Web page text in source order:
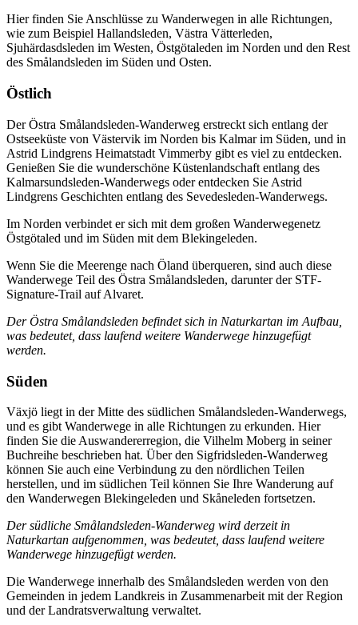
Hier finden Sie Anschlüsse zu Wanderwegen in alle Richtungen,
wie zum Beispiel Hallandsleden, Västra Vätterleden,
Sjuhärdasdsleden im Westen, Östgötaleden im Norden und den Rest
des Smålandsleden im Süden und Osten.
Östlich
Der Östra Smålandsleden-Wanderweg erstreckt sich entlang der
Ostseeküste von Västervik im Norden bis Kalmar im Süden, und in
Astrid Lindgrens Heimatstadt Vimmerby gibt es viel zu entdecken.
Genießen Sie die wunderschöne Küstenlandschaft entlang des
Kalmarsundsleden-Wanderwegs oder entdecken Sie Astrid
Lindgrens Geschichten entlang des Sevedesleden-Wanderwegs.
Im Norden verbindet er sich mit dem großen Wanderwegenetz
Östgötaled und im Süden mit dem Blekingeleden.
Wenn Sie die Meerenge nach Öland überqueren, sind auch diese
Wanderwege Teil des Östra Smålandsleden, darunter der STF-
Signature-Trail auf Alvaret.
Der Östra Smålandsleden befindet sich in Naturkartan im Aufbau,
was bedeutet, dass laufend weitere Wanderwege hinzugefügt
werden.
Süden
Växjö liegt in der Mitte des südlichen Smålandsleden-Wanderwegs,
und es gibt Wanderwege in alle Richtungen zu erkunden. Hier
finden Sie die Auswandererregion, die Vilhelm Moberg in seiner
Buchreihe beschrieben hat. Über den Sigfridsleden-Wanderweg
können Sie auch eine Verbindung zu den nördlichen Teilen
herstellen, und im südlichen Teil können Sie Ihre Wanderung auf
den Wanderwegen Blekingeleden und Skåneleden fortsetzen.
Der südliche Smålandsleden-Wanderweg wird derzeit in
Naturkartan aufgenommen, was bedeutet, dass laufend weitere
Wanderwege hinzugefügt werden.
Die Wanderwege innerhalb des Smålandsleden werden von den
Gemeinden in jedem Landkreis in Zusammenarbeit mit der Region
und der Landratsverwaltung verwaltet.